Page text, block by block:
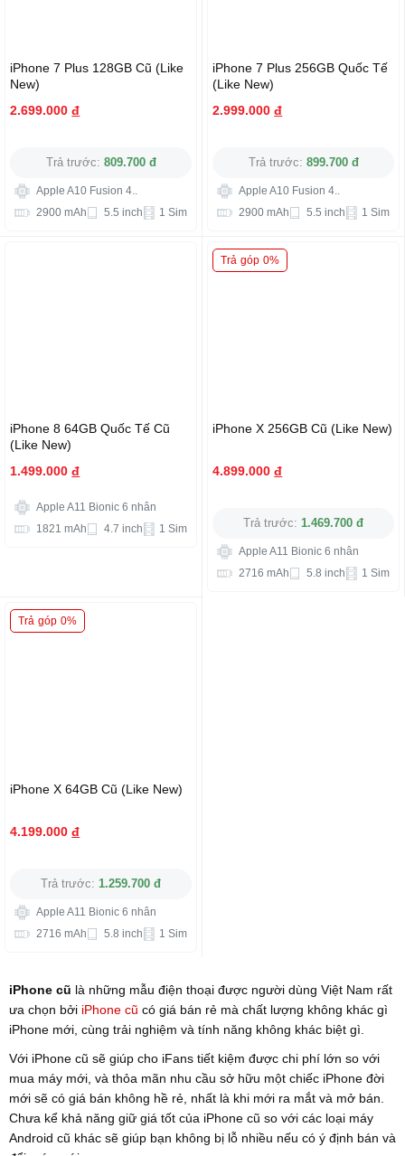
iPhone 7 Plus 128GB Cũ (Like
New)
2.699.000 đ
Trả trước: 809.700 đ
Apple A10 Fusion 4..
2900 mAh
5.5 inch 1 Sim
iPhone 7 Plus 256GB Quốc Tế
(Like New)
2.999.000 đ
Trả trước: 899.700 đ
Apple A10 Fusion 4..
2900 mAh
5.5 inch 1 Sim
iPhone 8 64GB Quốc Tế Cũ
(Like New)
1.499.000 đ
Apple A11 Bionic 6 nhân
1821 mAh
4.7 inch 1 Sim
Trả góp 0%
iPhone X 256GB Cũ (Like New)
4.899.000 đ
Trả trước: 1.469.700 đ
Apple A11 Bionic 6 nhân
2716 mAh
5.8 inch 1 Sim
Trả góp 0%
iPhone X 64GB Cũ (Like New)
4.199.000 đ
Trả trước: 1.259.700 đ
Apple A11 Bionic 6 nhân
2716 mAh
5.8 inch 1 Sim
iPhone cũ là những mẫu điện thoại được người dùng Việt Nam rất
ưa chọn bởi iPhone cũ có giá bán rẻ mà chất lượng không khác gì
iPhone mới, cùng trải nghiệm và tính năng không khác biệt gì.
Với iPhone cũ sẽ giúp cho iFans tiết kiệm được chi phí lớn so với
mua máy mới, và thỏa mãn nhu cầu sở hữu một chiếc iPhone đời
mới sẽ có giá bán không hề rẻ, nhất là khi mới ra mắt và mở bán.
Chưa kể khả năng giữ giá tốt của iPhone cũ so với các loại máy
Android cũ khác sẽ giúp bạn không bị lỗ nhiều nếu có ý định bán và